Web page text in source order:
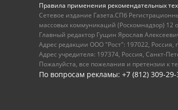
Правила применения рекомендательных
Сетевое издание Газета.СПб
массовых коммуникаций (Роскомнадзор) 12
Главный редактор Гущин Ярослав
Адрес редакции ООО "Рост": 197022,
Адрес учредителя: 197374, Россия, Санкт-
Пожалуйста, все пожелания и претензии к
По вопросам рекламы: +7 (812) 309-29-